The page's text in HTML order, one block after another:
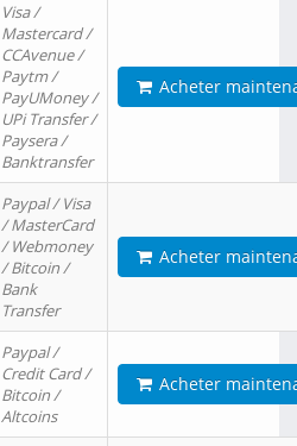
Visa /
Mastercard /
CCAvenue /
Paytm /
PayUMoney /
UPi Transfer /
Paysera /
Banktransfer
Acheter
Paypal / Visa
/ MasterCard
/ Webmoney
/ Bitcoin /
Bank
Transfer
Acheter
Paypal /
Credit Card /
Bitcoin /
Altcoins
Acheter